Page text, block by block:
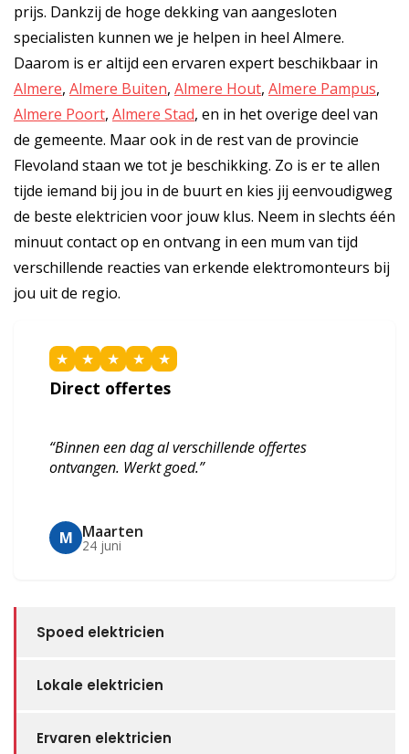
prijs. Dankzij de hoge dekking van aangesloten
specialisten kunnen we je helpen in heel Almere.
Daarom is er altijd een ervaren expert beschikbaar in
Almere, Almere Buiten, Almere Hout, Almere Pampus,
Almere Poort, Almere Stad, en in het overige deel van
de gemeente. Maar ook in de rest van de provincie
Flevoland staan we tot je beschikking. Zo is er te allen
tijde iemand bij jou in de buurt en kies jij eenvoudigweg
de beste elektricien voor jouw klus. Neem in slechts één
minuut contact op en ontvang in een mum van tijd
verschillende reacties van erkende elektromonteurs bij
jou uit de regio.
★ ★ ★ ★ ★
Direct offertes
“Binnen een dag al verschillende offertes
ontvangen. Werkt goed.”
M Maarten
24 juni
Spoed elektricien
Lokale elektricien
Ervaren elektricien